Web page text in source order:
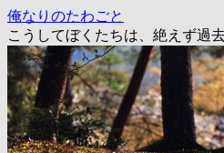
俺なりのたわごと
こうしてぼくたちは、絶えず過